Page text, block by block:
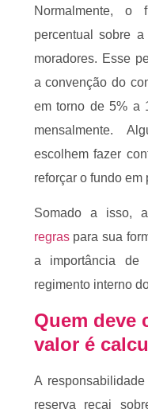
Normalmente,
percentual sobre
moradores. Esse
a convenção do
em torno de 5% a
mensalmente.
escolhem fazer
reforçar o fundo
Somado a isso,
regraspara sua
a importância
regimento interno
Quem deve
valor é
A
reserva recai